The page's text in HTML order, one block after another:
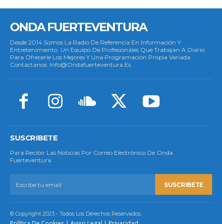
ONDA FUERTEVENTURA
Desde 2014 Somos La Radio De Referencia En Información Y
Entretenimiento. Un Equipo De Profesionales Que Trabajan A Diario
Para Ofrecerle Los Mejores Y Una Programación Propia Variada.
Contáctanos: Info@ondafuerteventura.es
SUSCRIBETE
Para Recibir Las Noticias Por Correo Electrónico De Onda
Fuerteventura.
SUSCRIBETE
© Copyright 2023 - Todos Los Derechos Reservados.